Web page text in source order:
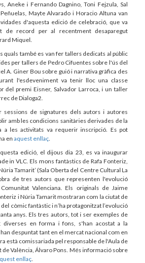
Aneke i Fernando Dagnino, Toni Fejzula, Sal
Mayte Alvarado i Horacio Altuna van
d'aquesta edició de celebració, que va
de record per al recentment desaparegut
Miquel.
quals també es van fer tallers dedicats al públic
per tallers de Pedro Cifuentes sobre l'ús del
A. Giner Bou sobre guió i narrativa gràfica des
l'esdeveniment va tenir lloc una classe
del premi Eisner, Salvador Larroca, i un taller
de Dialoga2.
sessions de signatures dels autors i autores
amb les condicions sanitàries derivades de la
a les activitats va requerir inscripció. Es pot
en aquest enllaç.
edició, el dijous dia 23, es va inaugurar
in VLC. Els mons fantàstics de Rafa Fonteriz,
Tamarit’ (Sala Oberta del Centre Cultural La
de tres autors que representen l'evolució
Valenciana. Els originals de Jaime
i Núria Tamarit mostraran com la ciutat de
còmic fantàstic i n’ha protagonitzat l’evolució
anys. Els tres autors, tot i ser exemples de
diverses en forma i fons, s'han acostat a la
despuntat tant en el mercat nacional com en
està comissariada pel responsable de l'Aula de
València, Álvaro Pons. Més informació sobre
enllaç.